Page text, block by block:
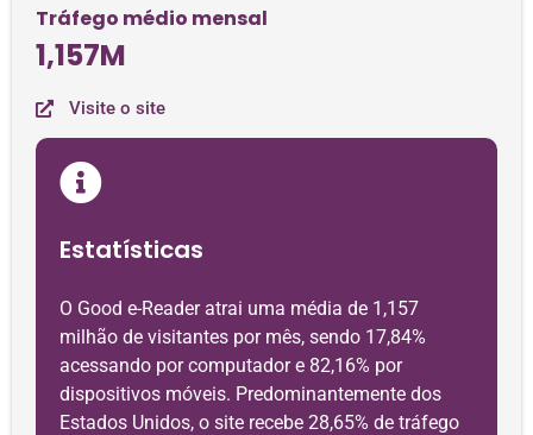
Tráfego médio mensal
1,157M
Visite o site
Estatísticas
O Good e-Reader atrai uma média de 1,157
milhão de visitantes por mês, sendo 17,84%
acessando por computador e 82,16% por
dispositivos móveis. Predominantemente dos
Estados Unidos, o site recebe 28,65% de tráfego